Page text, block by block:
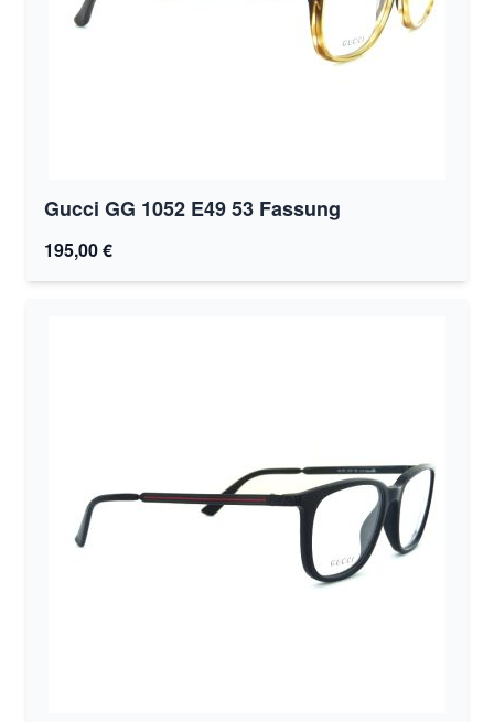
Gucci GG 1052 E49 53 Fassung
195,00 €